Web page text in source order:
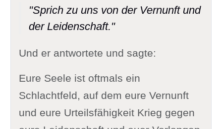
"Sprich zu uns von der Vernunft und
der Leidenschaft."
Und er antwortete und sagte:
Eure Seele ist oftmals ein
Schlachtfeld, auf dem eure Vernunft
und eure Urteilsfähigkeit Krieg gegen